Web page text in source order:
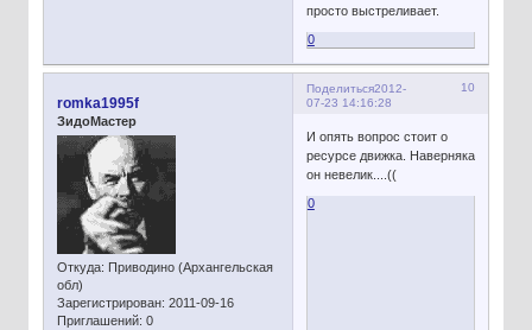
просто выстреливает.
0
Поделиться 10
2012-
07-23 14:16:28
romka1995f
ЗидоМастер
Откуда: Приводино (Архангельская
обл)
Зарегистрирован: 2011-09-16
Приглашений: 0
И опять вопрос стоит о
ресурсе движка. Наверняка
он невелик....((
0